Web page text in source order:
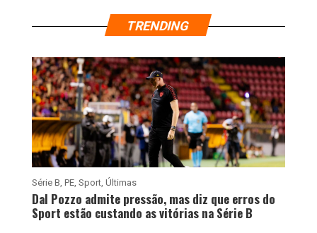
TRENDING
Série B, PE, Sport, Últimas
Dal Pozzo admite pressão, mas diz que erros do
Sport estão custando as vitórias na Série B